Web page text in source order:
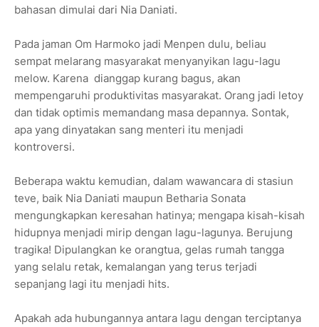
bahasan dimulai dari Nia Daniati.
Pada jaman Om Harmoko jadi Menpen dulu, beliau
sempat melarang masyarakat menyanyikan lagu-lagu
melow. Karena dianggap kurang bagus, akan
mempengaruhi produktivitas masyarakat. Orang jadi letoy
dan tidak optimis memandang masa depannya. Sontak,
apa yang dinyatakan sang menteri itu menjadi
kontroversi.
Beberapa waktu kemudian, dalam wawancara di stasiun
teve, baik Nia Daniati maupun Betharia Sonata
mengungkapkan keresahan hatinya; mengapa kisah-kisah
hidupnya menjadi mirip dengan lagu-lagunya. Berujung
tragika! Dipulangkan ke orangtua, gelas rumah tangga
yang selalu retak, kemalangan yang terus terjadi
sepanjang lagi itu menjadi hits.
Apakah ada hubungannya antara lagu dengan terciptanya